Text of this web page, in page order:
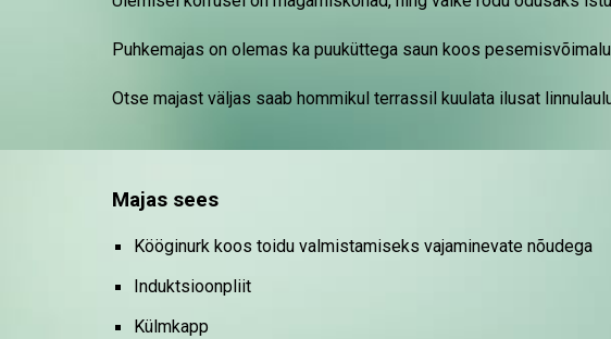
Puhkemajas on olemas ka puuküttega saunkoos
Otse majast väljas saab hommikul terrassil kuulata ilusat
Majas sees
Kööginurk koos toidu valmistamiseks vajaminevate nõudega
Induktsioonpliit
Külmkapp